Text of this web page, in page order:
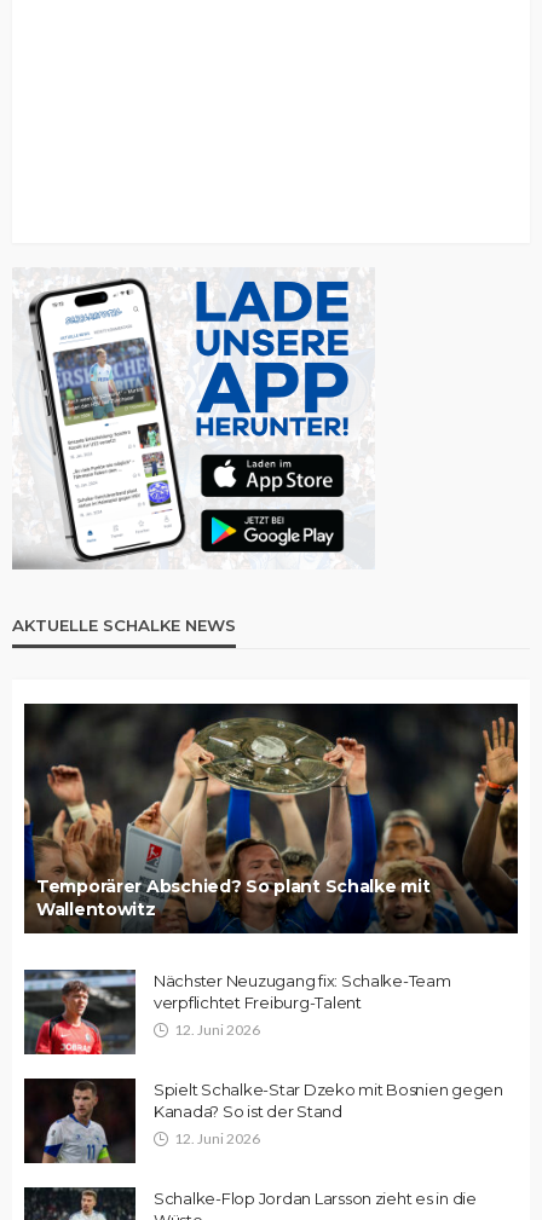
AKTUELLE SCHALKE NEWS
Temporärer Abschied? So plant Schalke mit
Wallentowitz
Nächster Neuzugang fix: Schalke-Team
verpflichtet Freiburg-Talent
12. Juni 2026
Spielt Schalke-Star Dzeko mit Bosnien gegen
Kanada? So ist der Stand
12. Juni 2026
Schalke-Flop Jordan Larsson zieht es in die